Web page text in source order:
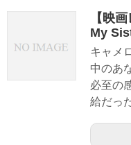
【映
My
キャメ
中のあ
必至の
給だっ